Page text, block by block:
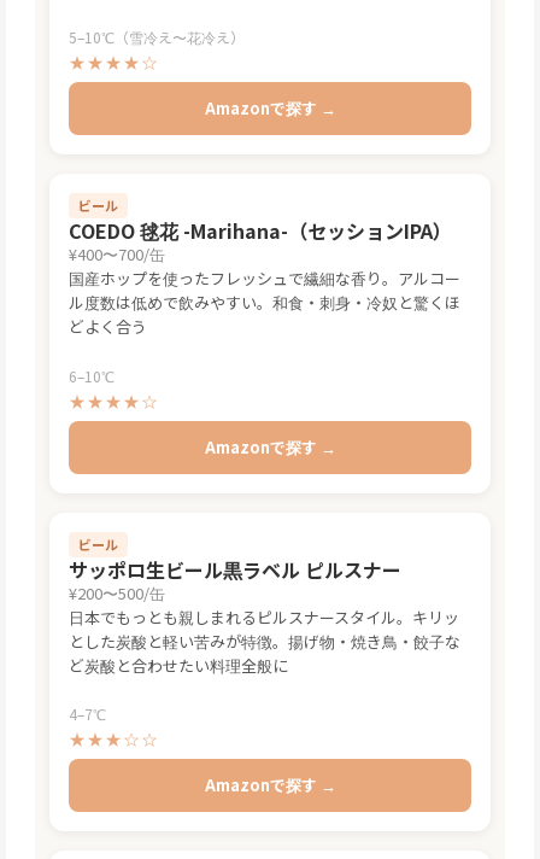
5–10℃（雪冷え〜花冷え）
★★★★☆
Amazonで探す →
ビール
COEDO 毬花 -Marihana-（セッションIPA）
¥400〜700/缶
国産ホップを使ったフレッシュで繊細な香り。アルコー
ル度数は低めで飲みやすい。和食・刺身・冷奴と驚くほ
どよく合う
6–10℃
★★★★☆
Amazonで探す →
ビール
サッポロ生ビール黒ラベル ピルスナー
¥200〜500/缶
日本でもっとも親しまれるピルスナースタイル。キリッ
とした炭酸と軽い苦みが特徴。揚げ物・焼き鳥・餃子な
ど炭酸と合わせたい料理全般に
4–7℃
★★★☆☆
Amazonで探す →